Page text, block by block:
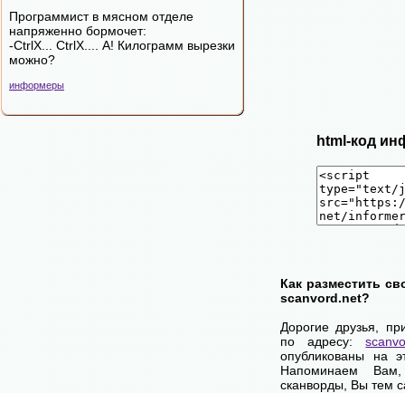
Программист в мясном отделе
напряженно бормочет:
-CtrlX... CtrlX.... А! Килограмм вырезки
можно?
информеры
html-код
Как разместить
scanvord.net?
Дорогие друзья,
по адресу:
опубликованы на
Напоминаем
сканворды, Вы тем